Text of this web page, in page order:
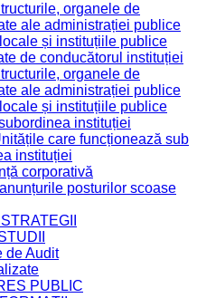
organele de
ale administrației publice
și instituțiile publice
de conducătorul instituției
organele de
ale administrației publice
și instituțiile publice
instituției
care funcționează sub
instituției
corporativă
posturilor scoase
de Audit
PUBLIC